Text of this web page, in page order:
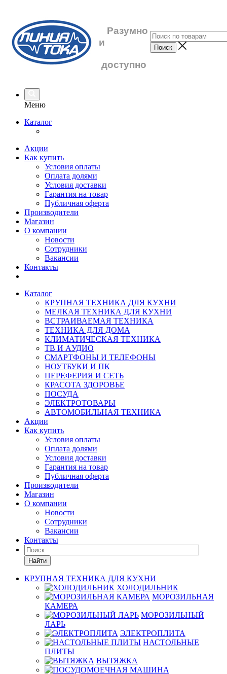
Разумно
и
доступно
Меню
Каталог
Акции
Как купить
Условия оплаты
Оплата долями
Условия доставки
Гарантия на товар
Публичная оферта
Производители
Магазин
О компании
Новости
Сотрудники
Вакансии
Контакты
Каталог
КРУПНАЯ ТЕХНИКА ДЛЯ КУХНИ
МЕЛКАЯ ТЕХНИКА ДЛЯ КУХНИ
ВСТРАИВАЕМАЯ ТЕХНИКА
ТЕХНИКА ДЛЯ ДОМА
КЛИМАТИЧЕСКАЯ ТЕХНИКА
ТВ И AУДИО
СМАРТФОНЫ И ТЕЛЕФОНЫ
НОУТБУКИ И ПК
ПЕРЕФЕРИЯ И СЕТЬ
КРАСОТА ЗДОРОВЬЕ
ПОСУДА
ЭЛЕКТРОТОВАРЫ
АВТОМОБИЛЬНАЯ ТЕХНИКА
Акции
Как купить
Условия оплаты
Оплата долями
Условия доставки
Гарантия на товар
Публичная оферта
Производители
Магазин
О компании
Новости
Сотрудники
Вакансии
Контакты
Найти
КРУПНАЯ ТЕХНИКА ДЛЯ КУХНИ
ХОЛОДИЛЬНИК
МОРОЗИЛЬНАЯ
КАМЕРА
МОРОЗИЛЬНЫЙ
ЛАРЬ
ЭЛЕКТРОПЛИТА
НАСТОЛЬНЫЕ
ПЛИТЫ
ВЫТЯЖКА